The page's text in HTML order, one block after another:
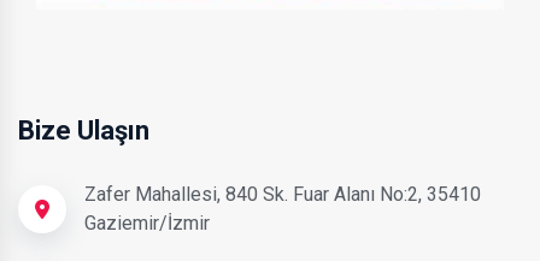
Bize Ulaşın
Zafer Mahallesi, 840 Sk. Fuar Alanı No:2, 35410
Gaziemir/İzmir